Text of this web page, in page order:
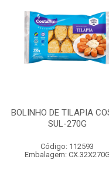
BOLINHO DE TILAPIA
SUL-270G
Código: 112593
Embalagem: CX.32X270G